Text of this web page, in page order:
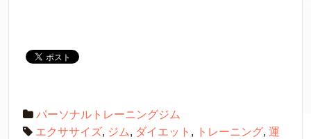
パーソナルトレーニングジム
エクササイズ, ジム, ダイエット , トレーニング, 運